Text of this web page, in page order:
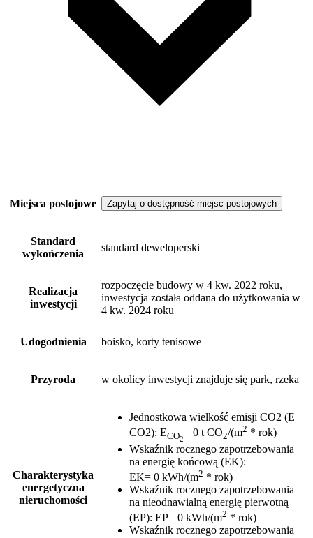
Miejsca postojowe Zapytaj o dostępność miejsc postojowych
Standard
wykończenia
standard deweloperski
Realizacja
inwestycji
rozpoczęcie budowy w 4 kw. 2022 roku,
inwestycja została oddana do użytkowania w
4 kw. 2024 roku
Udogodnienia boisko, korty tenisowe
Przyroda w okolicy inwestycji znajduje się park, rzeka
Charakterystyka
energetyczna
nieruchomości
Jednostkowa wielkość emisji CO2 (E
CO2): ECO2
= 0 t CO2/(m2 * rok)
Wskaźnik rocznego zapotrzebowania
na energię końcową (EK):
EK= 0 kWh/(m2 * rok)
Wskaźnik rocznego zapotrzebowania
na nieodnawialną energię pierwotną
(EP): EP= 0 kWh/(m2 * rok)
Wskaźnik rocznego zapotrzebowania